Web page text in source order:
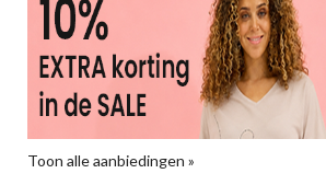
Toon alle aanbiedingen »